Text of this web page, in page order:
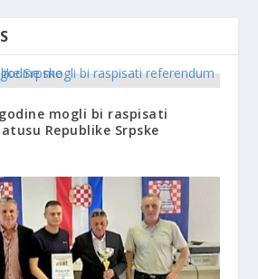
mogli bi raspisati
Republike Srpske